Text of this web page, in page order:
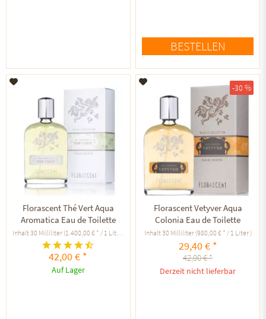
BESTELLEN
Florascent Thé Vert Aqua
Aromatica Eau de Toilette
Inhalt30 Milliliter (1.400,00 € * / 1 Liter )
42,00 € *
Auf Lager
-30 %
Florascent Vetyver Aqua
Colonia Eau de Toilette
Inhalt30 Milliliter (980,00 € * / 1 Liter )
29,40 € *
42,00 € *
Derzeit nicht lieferbar